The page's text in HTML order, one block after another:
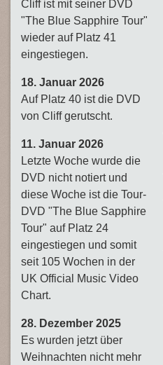
Cliff ist mit seiner DVD
"The Blue Sapphire Tour"
wieder auf Platz 41
eingestiegen.
18. Januar 2026
Auf Platz 40 ist die DVD
von Cliff gerutscht.
11. Januar 2026
Letzte Woche wurde die
DVD nicht notiert und
diese Woche ist die Tour-
DVD "The Blue Sapphire
Tour" auf Platz 24
eingestiegen und somit
seit 105 Wochen in der
UK Official Music Video
Chart.
28. Dezember 2025
Es wurden jetzt über
Weihnachten nicht mehr